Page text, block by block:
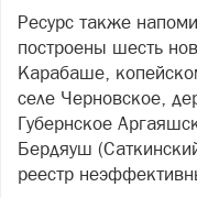
Ресурс также
построены шесть
Карабаше,
селе Черновское,
Губернское
Бердяуш
реестр